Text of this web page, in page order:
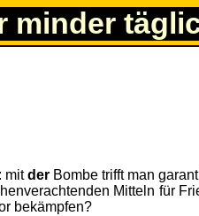
minder
mitder Bombe trifft man
Mitteln für
bekämpfen?